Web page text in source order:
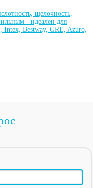
щелочность,
- идеален для
Intex, Bestway, GRE, Azuro,